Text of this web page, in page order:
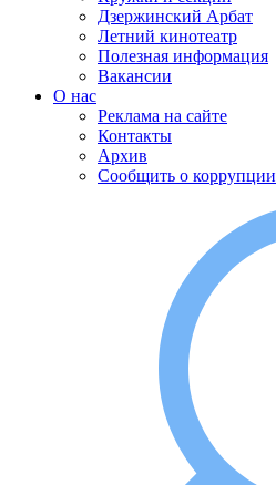
Дзержинский Арбат
Летний кинотеатр
Полезная информация
Вакансии
О нас
Реклама на сайте
Контакты
Архив
Сообщить о коррупции